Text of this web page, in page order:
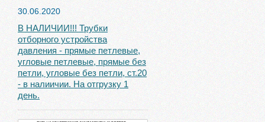
30.06.2020
В НАЛИЧИИ!!! Трубки
отборного устройства
давления - прямые петлевые,
угловые петлевые, прямые без
петли, угловые без петли, ст.20
- в налиичии. На отгрузку 1
день.